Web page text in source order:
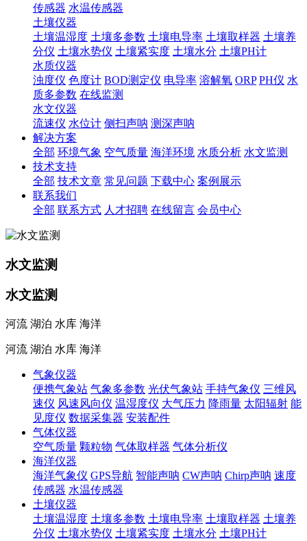
传感器 水温传感器
土壤仪器
土壤温湿度 土壤多参数 土壤电导率 土壤取样器 土壤养
分仪 土壤水势仪 土壤紧实度 土壤水分 土壤PH计
水质仪器
浊度仪 色度计 BOD测定仪 电导率 溶解氧 ORP PH仪 水
质多参数 在线监测
水文仪器
流速仪 水位计 侧扫声呐 测深声呐
解决方案
全部 环境气象 空气质量 海洋环境 水质分析 水文监测
技术支持
全部 技术文章 常见问题 下载中心 案例展示
联系我们
全部 联系方式 人才招聘 在线留言 会员中心
水文监测
水文监测
河流 湖泊 水库 海洋
河流 湖泊 水库 海洋
气象仪器
便携气象站 气象多参数 光伏气象站 手持气象仪 三维风
速仪 风速风向仪 温湿度仪 大气压力 降雨量 太阳辐射 能
见度仪 数据采集器 安装配件
气体仪器
空气质量 颗粒物 气体取样器 气体分析仪
海洋仪器
海洋气象仪 GPS导航 智能声呐 CW声呐 Chirp声呐 速度
传感器 水温传感器
土壤仪器
土壤温湿度 土壤多参数 土壤电导率 土壤取样器 土壤养
分仪 土壤水势仪 土壤紧实度 土壤水分 土壤PH计